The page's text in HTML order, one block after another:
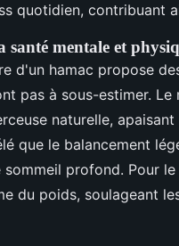
quotidien, contribuant
santé mentale et
d'un hamac propose
pas à sous-estimer.
naturelle,
que le balancement
profond. Pour
du poids, soulageant